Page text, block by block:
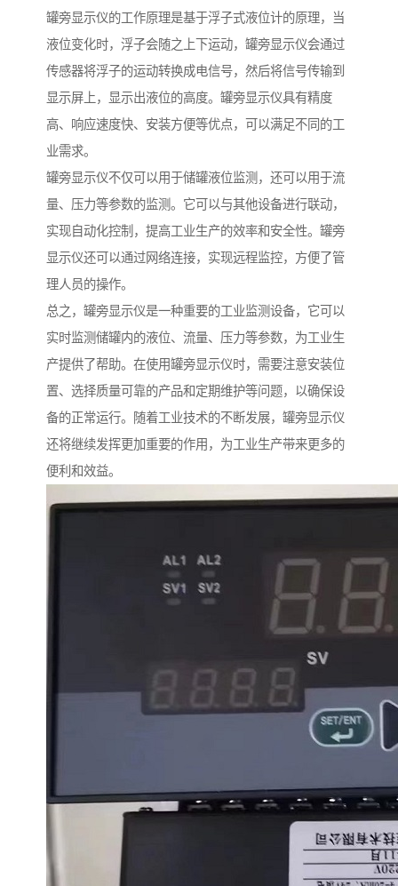
罐旁显示仪的工作原理是基于浮子式液位计的原理，当
液位变化时，浮子会随之上下运动，罐旁显示仪会通过
传感器将浮子的运动转换成电信号，然后将信号传输到
显示屏上，显示出液位的高度。罐旁显示仪具有精度
高、响应速度快、安装方便等优点，可以满足不同的工
业需求。
罐旁显示仪不仅可以用于储罐液位监测，还可以用于流
量、压力等参数的监测。它可以与其他设备进行联动，
实现自动化控制，提高工业生产的效率和安全性。罐旁
显示仪还可以通过网络连接，实现远程监控，方便了管
理人员的操作。
总之，罐旁显示仪是一种重要的工业监测设备，它可以
实时监测储罐内的液位、流量、压力等参数，为工业生
产提供了帮助。在使用罐旁显示仪时，需要注意安装位
置、选择质量可靠的产品和定期维护等问题，以确保设
备的正常运行。随着工业技术的不断发展，罐旁显示仪
还将继续发挥更加重要的作用，为工业生产带来更多的
便利和效益。